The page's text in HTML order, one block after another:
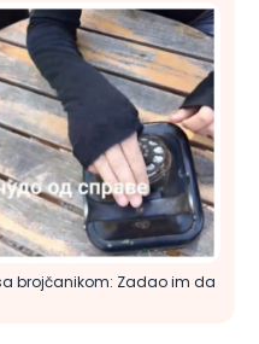
brojčanikom: Zadao im da